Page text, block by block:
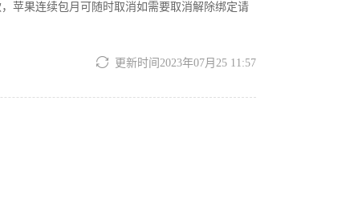
苹果连续包月可随时取消如需要取消解除绑定请
更新时间2023年07月25 11:57